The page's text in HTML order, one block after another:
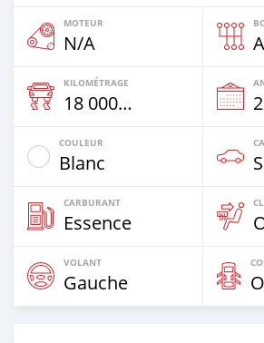
MOTEUR
N/A
KILOMÉTRAGE
18 000 Km
COULEUR
Blanc
CARBURANT
Essence
VOLANT
Gauche